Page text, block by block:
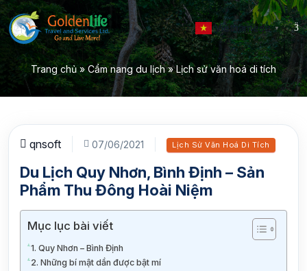
Vietnamese ▼
Trang chủ»Cẩm nang du lịch»Lịch sử văn hoá di tích
qnsoft 07/06/2021 Lịch Sử Văn Hoá Di Tích
Du Lịch Quy Nhơn, Bình Định – Sản
Phẩm Thu Đông Hoài Niệm
Mục lục bài viết
Quy Nhơn – Bình Định
Những bí mật dần được bật mí